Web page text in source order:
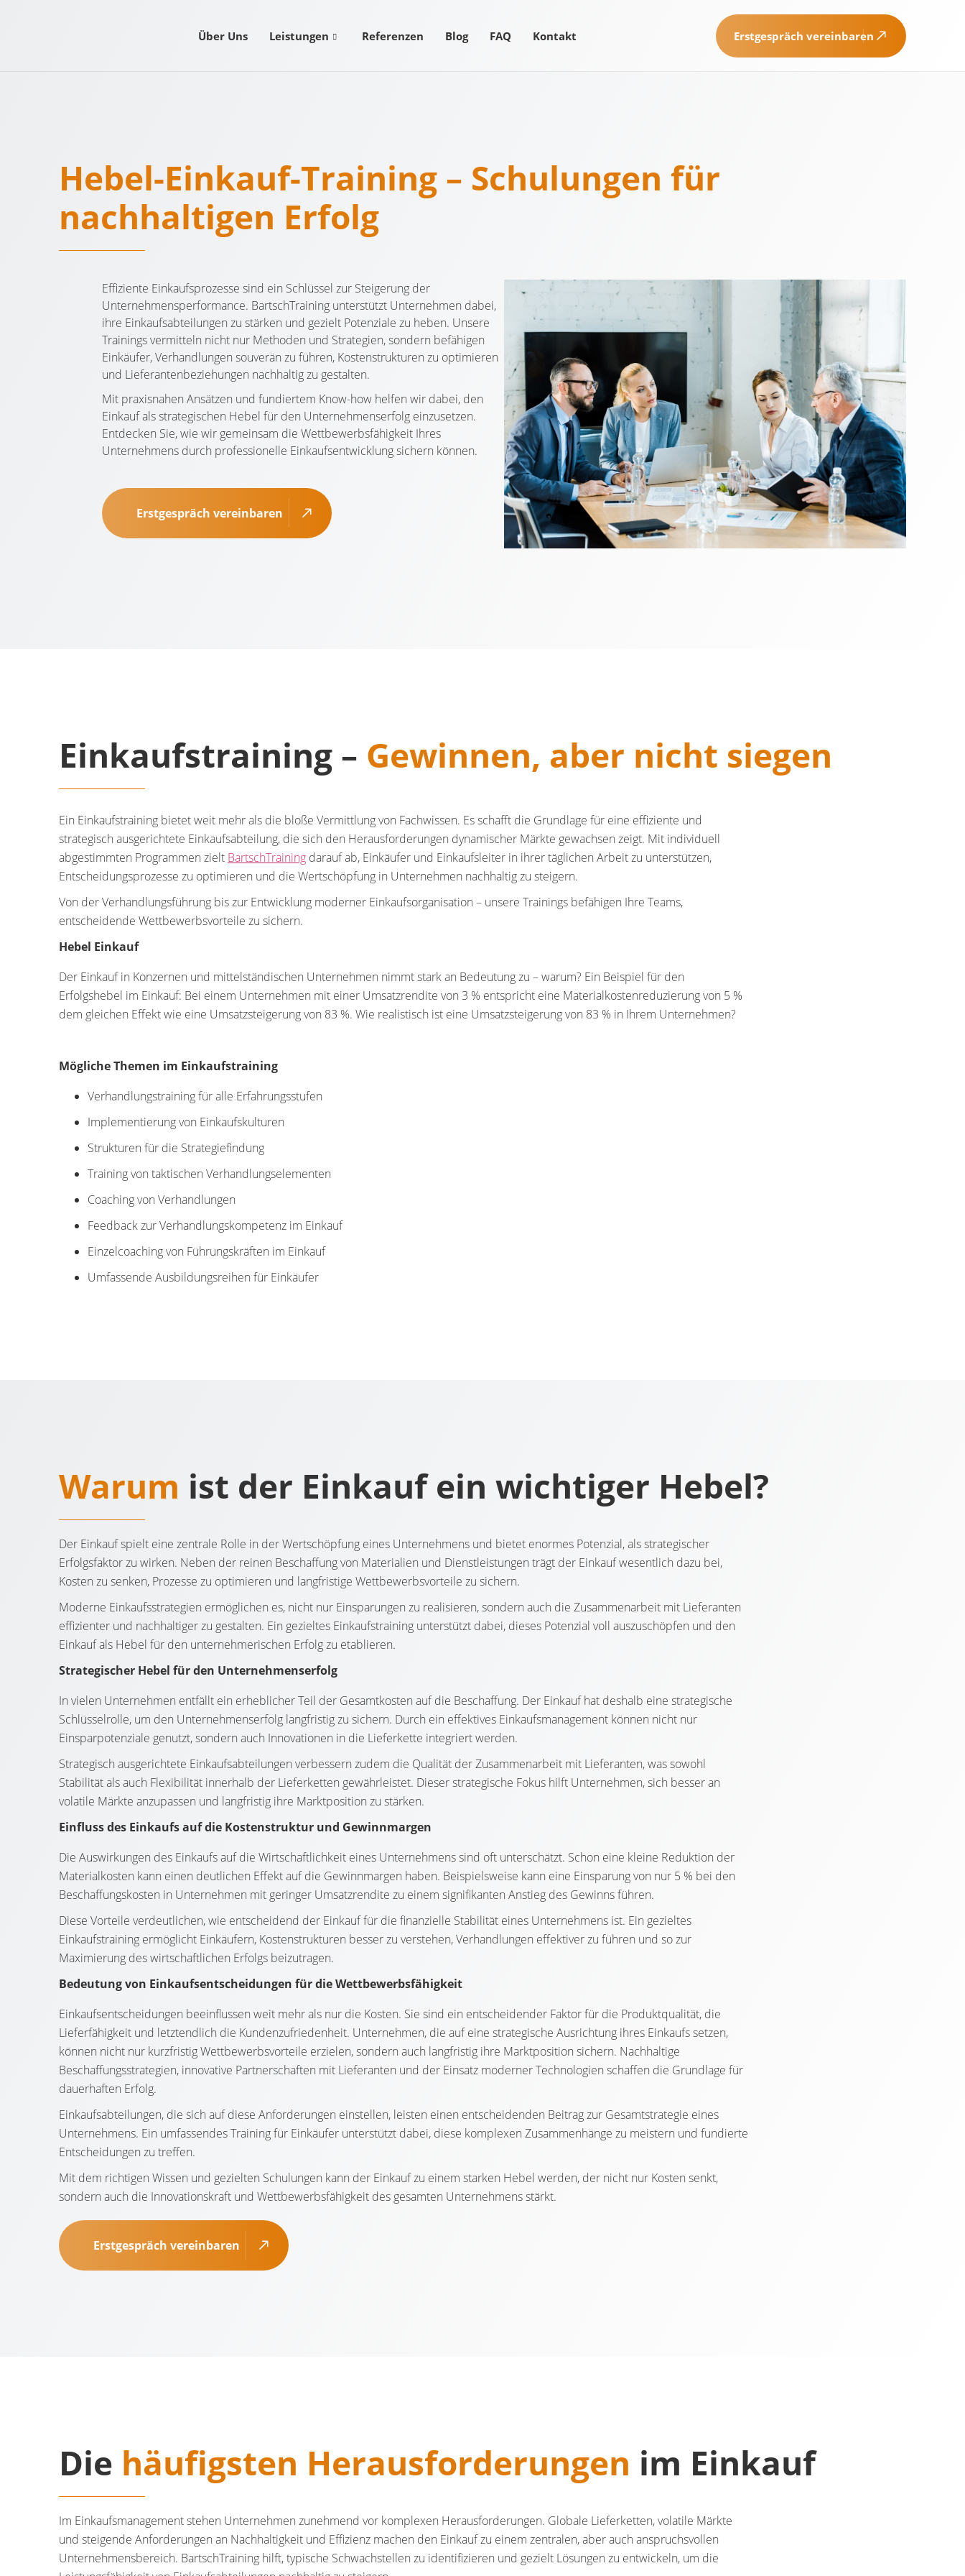
Über Uns Leistungen Referenzen Blog FAQ Kontakt Erstgespräch vereinbaren
Hebel-Einkauf-Training – Schulungen für
nachhaltigen Erfolg
Effiziente Einkaufsprozesse sind ein Schlüssel zur Steigerung der
Unternehmensperformance. BartschTraining unterstützt Unternehmen dabei,
ihre Einkaufsabteilungen zu stärken und gezielt Potenziale zu heben. Unsere
Trainings vermitteln nicht nur Methoden und Strategien, sondern befähigen
Einkäufer, Verhandlungen souverän zu führen, Kostenstrukturen zu optimieren
und Lieferantenbeziehungen nachhaltig zu gestalten.
Mit praxisnahen Ansätzen und fundiertem Know-how helfen wir dabei, den
Einkauf als strategischen Hebel für den Unternehmenserfolg einzusetzen.
Entdecken Sie, wie wir gemeinsam die Wettbewerbsfähigkeit Ihres
Unternehmens durch professionelle Einkaufsentwicklung sichern können.
Erstgespräch vereinbaren
Einkaufstraining – Gewinnen, aber nicht siegen
Ein Einkaufstraining bietet weit mehr als die bloße Vermittlung von Fachwissen. Es schafft die Grundlage für eine effiziente und
strategisch ausgerichtete Einkaufsabteilung, die sich den Herausforderungen dynamischer Märkte gewachsen zeigt. Mit individuell
abgestimmten Programmen zielt BartschTraining darauf ab, Einkäufer und Einkaufsleiter in ihrer täglichen Arbeit zu unterstützen,
Entscheidungsprozesse zu optimieren und die Wertschöpfung in Unternehmen nachhaltig zu steigern.
Von der Verhandlungsführung bis zur Entwicklung moderner Einkaufsorganisation – unsere Trainings befähigen Ihre Teams,
entscheidende Wettbewerbsvorteile zu sichern.
Hebel Einkauf
Der Einkauf in Konzernen und mittelständischen Unternehmen nimmt stark an Bedeutung zu – warum? Ein Beispiel für den
Erfolgshebel im Einkauf: Bei einem Unternehmen mit einer Umsatzrendite von 3 % entspricht eine Materialkostenreduzierung von 5 %
dem gleichen Effekt wie eine Umsatzsteigerung von 83 %. Wie realistisch ist eine Umsatzsteigerung von 83 % in Ihrem Unternehmen?
Mögliche Themen im Einkaufstraining
Verhandlungstraining für alle Erfahrungsstufen
Implementierung von Einkaufskulturen
Strukturen für die Strategiefindung
Training von taktischen Verhandlungselementen
Coaching von Verhandlungen
Feedback zur Verhandlungskompetenz im Einkauf
Einzelcoaching von Führungskräften im Einkauf
Umfassende Ausbildungsreihen für Einkäufer
Warum ist der Einkauf ein wichtiger Hebel?
Der Einkauf spielt eine zentrale Rolle in der Wertschöpfung eines Unternehmens und bietet enormes Potenzial, als strategischer
Erfolgsfaktor zu wirken. Neben der reinen Beschaffung von Materialien und Dienstleistungen trägt der Einkauf wesentlich dazu bei,
Kosten zu senken, Prozesse zu optimieren und langfristige Wettbewerbsvorteile zu sichern.
Moderne Einkaufsstrategien ermöglichen es, nicht nur Einsparungen zu realisieren, sondern auch die Zusammenarbeit mit Lieferanten
effizienter und nachhaltiger zu gestalten. Ein gezieltes Einkaufstraining unterstützt dabei, dieses Potenzial voll auszuschöpfen und den
Einkauf als Hebel für den unternehmerischen Erfolg zu etablieren.
Strategischer Hebel für den Unternehmenserfolg
In vielen Unternehmen entfällt ein erheblicher Teil der Gesamtkosten auf die Beschaffung. Der Einkauf hat deshalb eine strategische
Schlüsselrolle, um den Unternehmenserfolg langfristig zu sichern. Durch ein effektives Einkaufsmanagement können nicht nur
Einsparpotenziale genutzt, sondern auch Innovationen in die Lieferkette integriert werden.
Strategisch ausgerichtete Einkaufsabteilungen verbessern zudem die Qualität der Zusammenarbeit mit Lieferanten, was sowohl
Stabilität als auch Flexibilität innerhalb der Lieferketten gewährleistet. Dieser strategische Fokus hilft Unternehmen, sich besser an
volatile Märkte anzupassen und langfristig ihre Marktposition zu stärken.
Einfluss des Einkaufs auf die Kostenstruktur und Gewinnmargen
Die Auswirkungen des Einkaufs auf die Wirtschaftlichkeit eines Unternehmens sind oft unterschätzt. Schon eine kleine Reduktion der
Materialkosten kann einen deutlichen Effekt auf die Gewinnmargen haben. Beispielsweise kann eine Einsparung von nur 5 % bei den
Beschaffungskosten in Unternehmen mit geringer Umsatzrendite zu einem signifikanten Anstieg des Gewinns führen.
Diese Vorteile verdeutlichen, wie entscheidend der Einkauf für die finanzielle Stabilität eines Unternehmens ist. Ein gezieltes
Einkaufstraining ermöglicht Einkäufern, Kostenstrukturen besser zu verstehen, Verhandlungen effektiver zu führen und so zur
Maximierung des wirtschaftlichen Erfolgs beizutragen.
Bedeutung von Einkaufsentscheidungen für die Wettbewerbsfähigkeit
Einkaufsentscheidungen beeinflussen weit mehr als nur die Kosten. Sie sind ein entscheidender Faktor für die Produktqualität, die
Lieferfähigkeit und letztendlich die Kundenzufriedenheit. Unternehmen, die auf eine strategische Ausrichtung ihres Einkaufs setzen,
können nicht nur kurzfristig Wettbewerbsvorteile erzielen, sondern auch langfristig ihre Marktposition sichern. Nachhaltige
Beschaffungsstrategien, innovative Partnerschaften mit Lieferanten und der Einsatz moderner Technologien schaffen die Grundlage für
dauerhaften Erfolg.
Einkaufsabteilungen, die sich auf diese Anforderungen einstellen, leisten einen entscheidenden Beitrag zur Gesamtstrategie eines
Unternehmens. Ein umfassendes Training für Einkäufer unterstützt dabei, diese komplexen Zusammenhänge zu meistern und fundierte
Entscheidungen zu treffen.
Mit dem richtigen Wissen und gezielten Schulungen kann der Einkauf zu einem starken Hebel werden, der nicht nur Kosten senkt,
sondern auch die Innovationskraft und Wettbewerbsfähigkeit des gesamten Unternehmens stärkt.
Erstgespräch vereinbaren
Die häufigsten Herausforderungen im Einkauf
Im Einkaufsmanagement stehen Unternehmen zunehmend vor komplexen Herausforderungen. Globale Lieferketten, volatile Märkte
und steigende Anforderungen an Nachhaltigkeit und Effizienz machen den Einkauf zu einem zentralen, aber auch anspruchsvollen
Unternehmensbereich. BartschTraining hilft, typische Schwachstellen zu identifizieren und gezielt Lösungen zu entwickeln, um die